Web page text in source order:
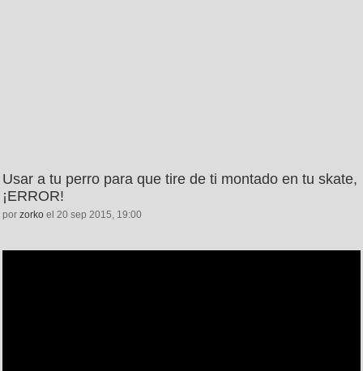
Usar a tu perro para que tire de ti montado en tu skate,
¡ERROR!
por zorko el 20 sep 2015, 19:00